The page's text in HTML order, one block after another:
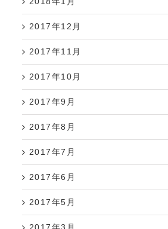
2017年12月
2017年11月
2017年10月
2017年9月
2017年8月
2017年7月
2017年6月
2017年5月